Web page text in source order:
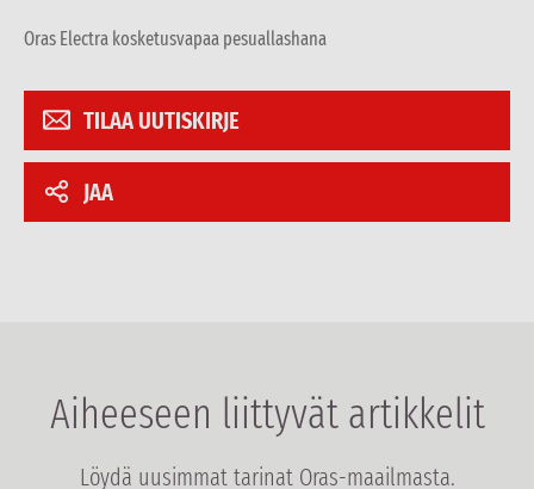
Oras Electra kosketusvapaa pesuallashana
TILAA UUTISKIRJE
JAA
Aiheeseen liittyvät artikkelit
Löydä uusimmat tarinat Oras-maailmasta.